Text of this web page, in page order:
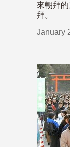
來朝拜
拜。
January